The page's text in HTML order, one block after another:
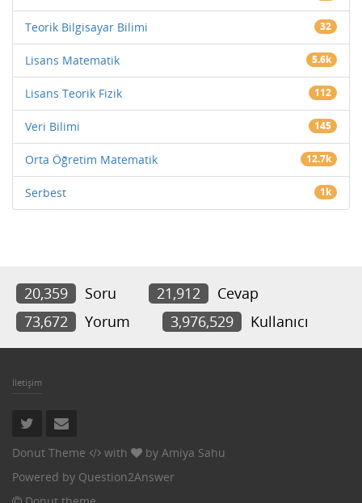
Teorik Bilgisayar Bilimi 32
Lisans Matematik 5.6k
Lisans Teorik Fizik 112
Veri Bilimi 145
Orta Öğretim Matematik 12.7k
Serbest 1k
20,359 Soru 21,912
Cevap
73,672
Yorum 3,976,529 Kullanıcı
İletişim
Donut Theme with by Amiya Sahu
Powered by Question2Answer